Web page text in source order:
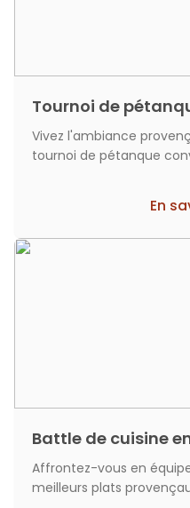
Tournoi de
Vivez l'ambiance
tournoi de pétanque
En
Battle de cuisine
Affrontez-vous en
meilleurs plats